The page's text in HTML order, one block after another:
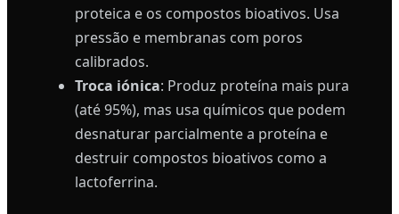
proteica e os compostos bioativos. Usa
pressão e membranas com poros
calibrados.
Troca iónica: Produz proteína mais pura
(até 95%), mas usa químicos que podem
desnaturar parcialmente a proteína e
destruir compostos bioativos como a
lactoferrina.